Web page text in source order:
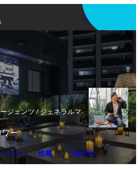
アプリを使う
ジェンツ / ジェネラルマ
ワー
ーリー 性格 つながり